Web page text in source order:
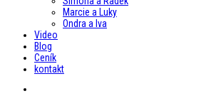
Marcie a Luky
Ondra a Iva
Video
Blog
Ceník
kontakt